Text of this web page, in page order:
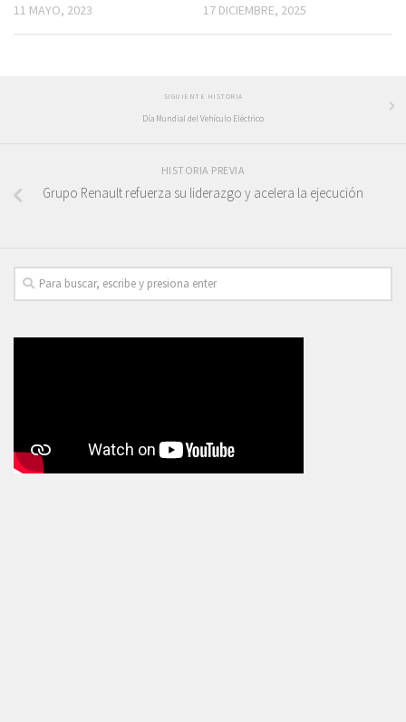
11 MAYO, 2023 17 DICIEMBRE, 2025
SIGUIENTE HISTORIA
Día Mundial del Vehículo Eléctrico
HISTORIA PREVIA
Grupo Renault refuerza su liderazgo y acelera la ejecución